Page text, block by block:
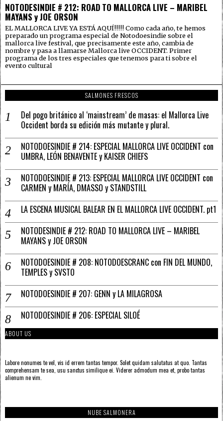
NOTODESINDIE # 212: ROAD TO MALLORCA LIVE – MARIBEL
MAYANS y JOE ORSON
EL MALLORCA LIVE YA ESTÁ AQUÍ!!!!! Como cada año, te hemos
preparado un programa especial de Notodoesindie sobre el
mallorca live festival, que precisamente este año, cambia de
nombre y pasa a llamarse Mallorca live OCCIDENT. Primer
programa de los tres especiales que tenemos para ti sobre el
evento cultural
SALMONES FRESCOS
Del pogo británico al ‘mainstream’ de masas: el Mallorca Live
Occident borda su edición más mutante y plural.
NOTODOESINDIE # 214: ESPECIAL MALLORCA LIVE OCCIDENT con
UMBRA, LEÓN BENAVENTE y KAISER CHIEFS
NOTODOESINDIE # 213: ESPECIAL MALLORCA LIVE OCCIDENT con
CARMEN y MARÍA, DMASSO y STANDSTILL
LA ESCENA MUSICAL BALEAR EN EL MALLORCA LIVE OCCIDENT. pt1
NOTODESINDIE # 212: ROAD TO MALLORCA LIVE – MARIBEL
MAYANS y JOE ORSON
NOTODOESINDIE # 208: NOTODOESCRANC con FIN DEL MUNDO,
TEMPLES y SVSTO
NOTODOESINDIE # 207: GENN y LA MILAGROSA
NOTODOESINDIE # 206: ESPECIAL SILOÉ
ABOUT US
Labore nonumes te vel, vis id errem tantas tempor. Solet quidam salutatus at quo. Tantas
comprehensam te sea, usu sanctus similique ei. Viderer admodum mea et, probo tantas
alienum ne vim.
NUBE SALMONERA